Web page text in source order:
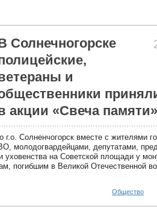
Солнечногорске
и
акции «Свеча памяти»
Солненчогорск вместе с жителями
молодогвардейцами, депутатами,
уховенства на Советской площади у
погибшим в Великой Отечественной
Общество